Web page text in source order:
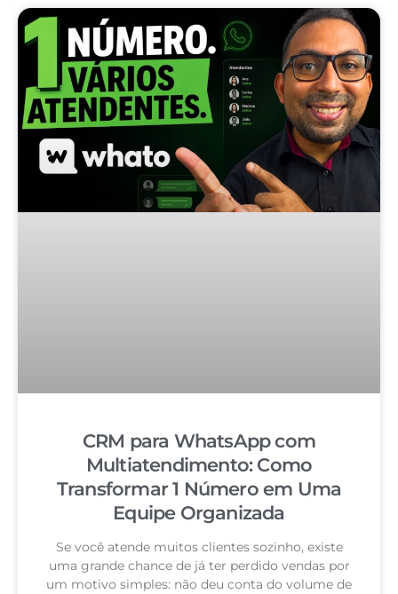
CRM para WhatsApp com
Multiatendimento: Como
Transformar 1 Número em Uma
Equipe Organizada
Se você atende muitos clientes sozinho, existe
uma grande chance de já ter perdido vendas por
um motivo simples: não deu conta do volume de